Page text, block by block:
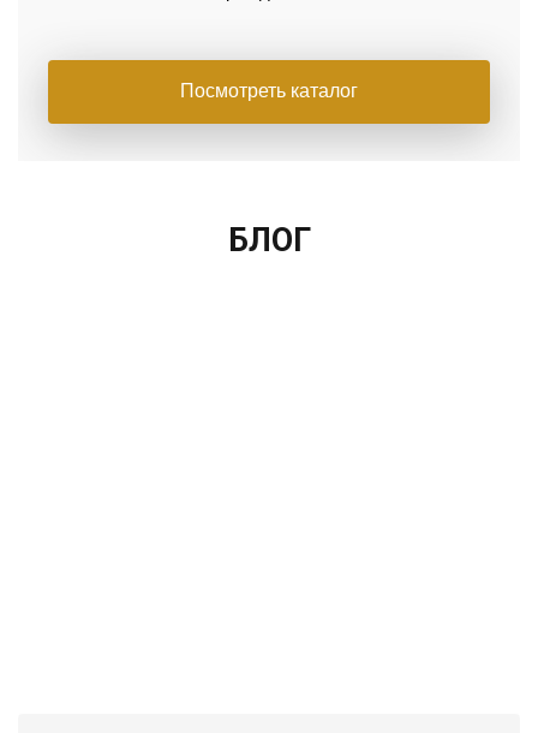
Посмотреть каталог
БЛОГ